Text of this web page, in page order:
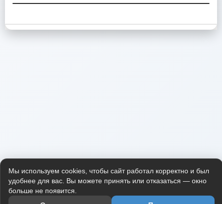
Мы используем cookies, чтобы сайт работал корректно и был
удобнее для вас. Вы можете принять или отказаться — окно
больше не появится.